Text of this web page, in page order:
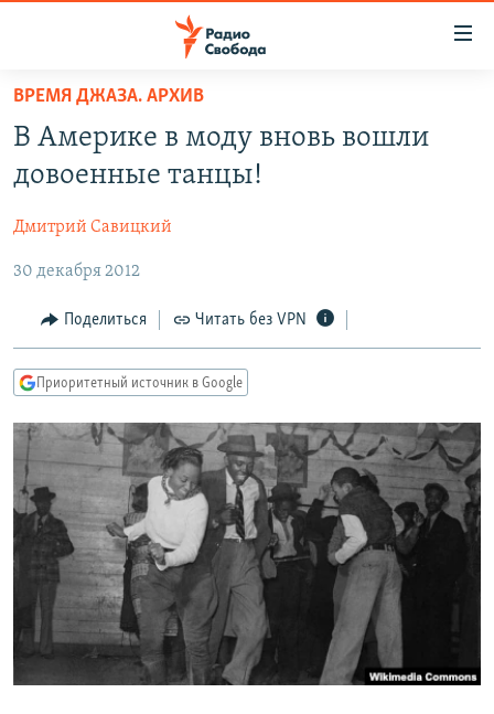
упрощенного
доступа
основному
Вернутся
главной
навигации
Вернутся
поиску
ПОДКАСТЫ
ЦИТАТЫ СВОБОДЫ
МНЕНИЯ
КУЛЬТУРА
IDEL.РЕАЛИИ
КАВКАЗ.РЕАЛИИ
СЕВЕР.РЕАЛИИ
СИБИРЬ.РЕАЛИИ
РАСПИСАНИЕ ВЕЩАНИЯ
ПОДПИШИТЕСЬ НА РАССЫЛКУ
СОЦИАЛЬНЫЕ СЕТИ
ВРЕМЯ ДЖАЗА. АРХИВ
В Америке в моду вновь вошли
довоенные танцы!
Дмитрий Савицкий
30 декабря 2012
Поделиться Читать без VPN
Приоритетный источник в Google